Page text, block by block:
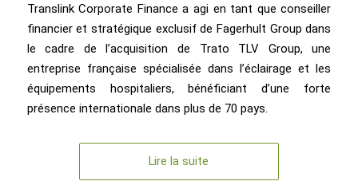
Translink Corporate Finance a agi en tant que conseiller
financier et stratégique exclusif de Fagerhult Group dans
le cadre de l’acquisition de Trato TLV Group, une
entreprise française spécialisée dans l’éclairage et les
équipements hospitaliers, bénéficiant d’une forte
présence internationale dans plus de 70 pays.
Lire la suite